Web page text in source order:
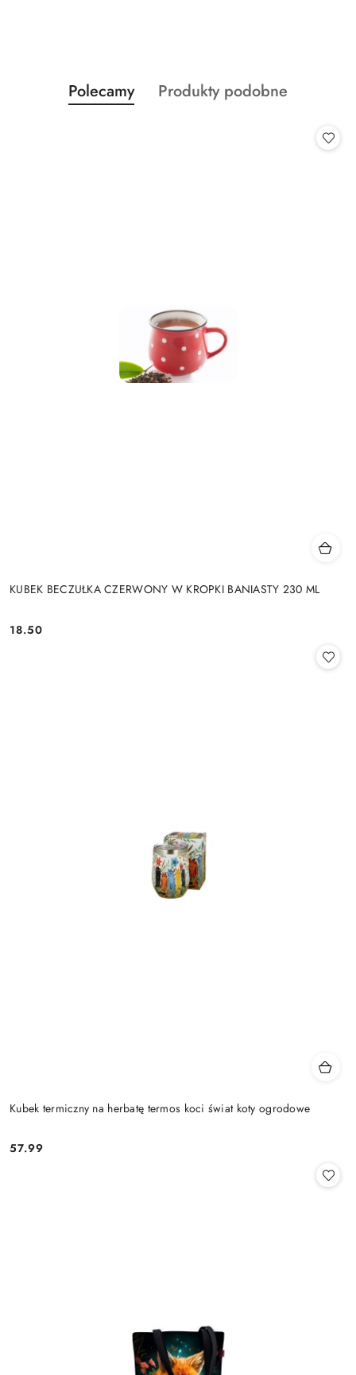
Pomiń karuzelę produktów
Produkty
o
Polecamy
Produkty
Produkty podobne
KUBEK BECZUŁKA CZERWONY W KROPKI BANIASTY 230 ML
Cena:
18.50
Kubek termiczny na herbatę termos koci świat koty ogrodowe
Cena:
57.99